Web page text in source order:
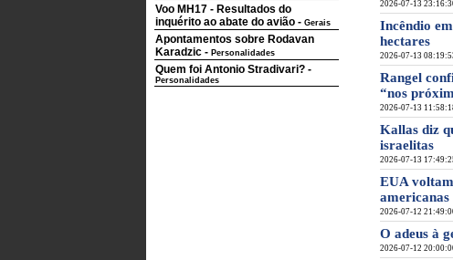
Voo MH17 - Resultados do
inquérito ao abate do avião - Gerais
Apontamentos sobre Rodavan
Karadzic - Personalidades
Quem foi Antonio Stradivari? -
Personalidades
2026-07-13
Incêndio
hectares
2026-07-13
Rangel
“nos
2026-07-13
Kallas diz
israelitas
2026-07-13
EUA
americanas
2026-07-12
O adeus à
2026-07-12